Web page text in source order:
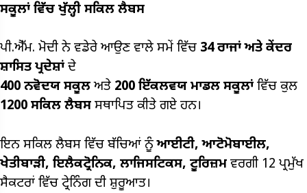
ਸਕੂਲਾਂ ਵਿੱਚ ਖੁੱਲ੍ਹੀ ਸਕਿਲ ਲੈਬਸ
ਪੀ.ਐੱਮ. ਮੋਦੀ ਨੇ ਵਡੇਰੇ ਆਉਣ ਵਾਲੇ ਸਮੇਂ ਵਿੱਚ 34ਰਾਜਾਂ ਅਤੇ ਕੇਂਦਰ
ਸ਼ਾਸਿਤ ਪ੍ਰਦੇਸ਼ਾਂ ਦੇ
400 ਨਵੋਦਯ ਸਕੂਲਅਤੇ 200 ਇੱਕਲਵਯ ਮਾਡਲ ਸਕੂਲਾਂ ਵਿੱਚ ਕੁਲ
1200 ਸਕਿਲ ਲੈਬਸ ਸਥਾਪਿਤ ਕੀਤੇ ਗਏ ਹਨ।
ਇਨ ਸਕਿਲ ਲੈਬਸ ਵਿੱਚ ਬੱਚਿਆਂ ਨੂੰਆਈਟੀ,ਆਟੋਮੋਬਾਈਲ,
ਖੇਤੀਬਾੜੀ, ਇਲੈਕਟ੍ਰੋਨਿਕ, ਲਾਜਿਸਟਿਕਸ, ਟੂਰਿਜ਼ਮ ਵਰਗੀ 12 ਪ੍ਰਮੁੱਖ
ਸੈਕਟਰਾਂ ਵਿੱਚ ਟ੍ਰੇਨਿੰਗ ਦੀ ਸ਼ੁਰੂਆਤ।